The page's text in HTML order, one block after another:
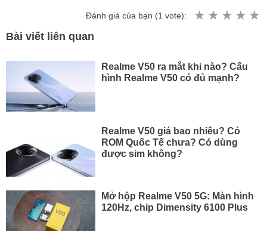
Đánh giá của bạn (1 vote):
Bài viết liên quan
Realme V50 ra mắt khi nào? Cấu
hình Realme V50 có đủ mạnh?
Realme V50 giá bao nhiêu? Có
ROM Quốc Tế chưa? Có dùng
được sim không?
Mở hộp Realme V50 5G: Màn hình
120Hz, chip Dimensity 6100 Plus